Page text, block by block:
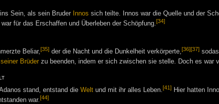
Sein, als sein Bruder Innos sich teilte. Innos war die Quelle und der
für das Erschaffen und Überleben der Schöpfung.[34]
Beliar,[35]der die Nacht und die Dunkelheit verkörperte,[36][37]
Brüderzu beenden, indem er sich zwischen sie stelle. Doch es war
stand, entstand die Weltund mit ihr alles Leben. [41]Hier hatten
war.[44]